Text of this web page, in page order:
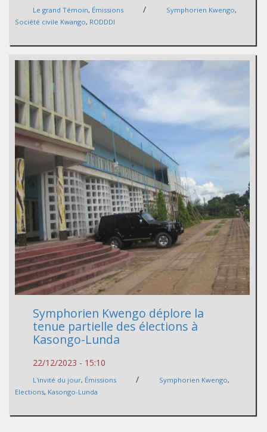
Le grand Témoin, Émissions / Symphorien Kwengo,
Société civile Kwango, RODDDI
Symphorien Kwengo déplore la
tenue partielle des élections à
Kasongo-Lunda
22/12/2023 - 15:10
L'invité du jour, Émissions / Symphorien Kwengo,
Elections, Kasongo-Lunda